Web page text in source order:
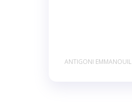
ANTIGONI EMMANOUIL